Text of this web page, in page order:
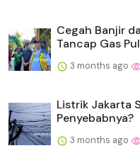
Cegah Banjir
Tancap Gas
3 months ago
Listrik Jakarta
Penyebabnya?
3 months ago